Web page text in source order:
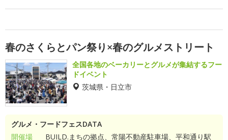
春のさくらとパン祭り×春のグルメストリート
全国各地のベーカリーとグルメが集結するフー
ドイベント
茨城県・日立市
グルメ・フードフェスDATA
開催場
BUILD.まちの拠点、常陽不動産駐車場、平和通り駅